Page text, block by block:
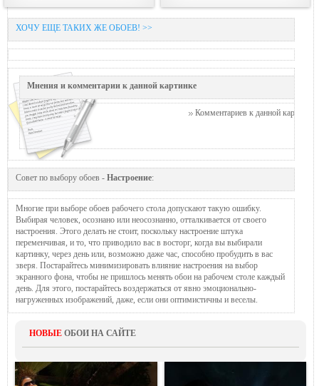
ХОЧУ ЕЩЕ ТАКИХ ЖЕ ОБОЕВ! >>
Мнения и комментарии к данной картинке
Комментариев к данной картинке
Совет по выбору обоев - Настроение:
Многие при выборе обоев рабочего стола допускают такую ошибку.
Выбирая человек, осознано или неосознанно, отталкивается от своего
настроения. Этого делать не стоит, поскольку настроение штука
переменчивая, и то, что приводило вас в восторг, когда вы выбирали
картинку, через день или, возможно даже час, способно пробудить в вас
зверя. Постарайтесь минимизировать влияние настроения на выбор
экранного фона, чтобы не пришлось менять обои на рабочем столе каждый
день. Для этого, постарайтесь воздержаться от явно эмоционально-
нагруженных изображений, даже, если они оптимистичны и веселы.
НОВЫЕ ОБОИ НА САЙТЕ